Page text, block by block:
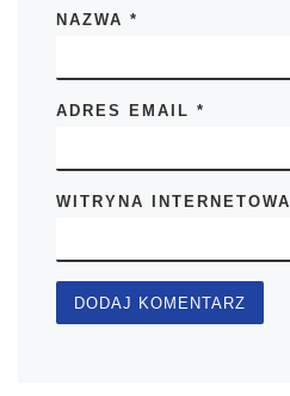
NAZWA*
ADRES EMAIL*
WITRYNA INTERNETOWA